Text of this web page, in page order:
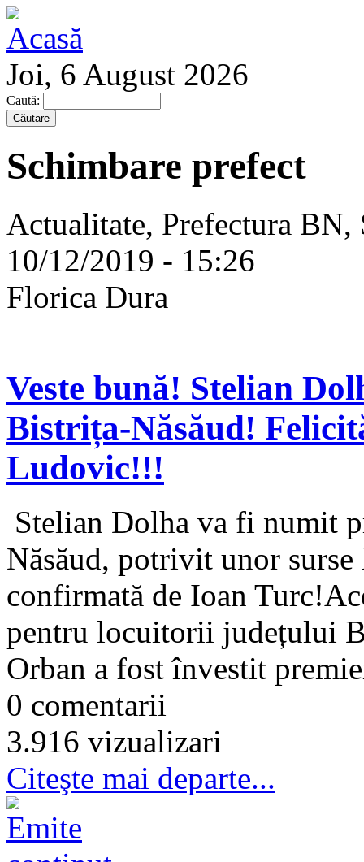
Joi, 6 August 2026
Caută:
Schimbare prefect
Actualitate, Prefectura
10/12/2019 - 15:26
Florica Dura
Veste bună! Stelian
Bistrița-Năsăud!
Ludovic!!!
Stelian Dolha va fi numit
Năsăud, potrivit unor
confirmată de Ioan
pentru locuitorii județului
Orban a fost învestit
0 comentarii
3.916 vizualizari
Citeşte mai departe...